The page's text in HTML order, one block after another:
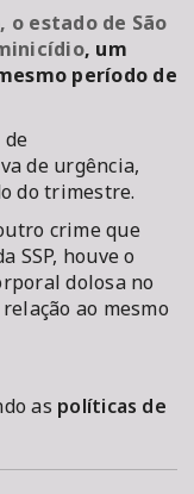
o estado de São
, um
período de
de urgência,
do trimestre.
crime que
SSP, houve o
dolosa no
ao mesmo
as políticas de